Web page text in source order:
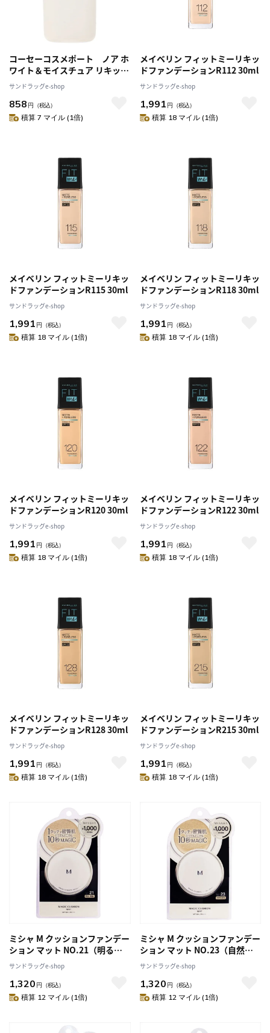
コーセーコスメポート ノア ホ
ワイト＆モイスチュア リキッド
ファンデーションUV 11
サンドラッグe-shop
858 円 （税込）
積算 7 マイル (1倍)
メイベリン フィットミーリキッ
ドファンデーションR112 30ml
サンドラッグe-shop
1,991 円 （税込）
積算 18 マイル (1倍)
メイベリン フィットミーリキッ
ドファンデーションR115 30ml
サンドラッグe-shop
1,991 円 （税込）
積算 18 マイル (1倍)
メイベリン フィットミーリキッ
ドファンデーションR118 30ml
サンドラッグe-shop
1,991 円 （税込）
積算 18 マイル (1倍)
メイベリン フィットミーリキッ
ドファンデーションR120 30ml
サンドラッグe-shop
1,991 円 （税込）
積算 18 マイル (1倍)
メイベリン フィットミーリキッ
ドファンデーションR122 30ml
サンドラッグe-shop
1,991 円 （税込）
積算 18 マイル (1倍)
メイベリン フィットミーリキッ
ドファンデーションR128 30ml
サンドラッグe-shop
1,991 円 （税込）
積算 18 マイル (1倍)
メイベリン フィットミーリキッ
ドファンデーションR215 30ml
サンドラッグe-shop
1,991 円 （税込）
積算 18 マイル (1倍)
ミシャ M クッションファンデー
ション マット NO.21（明るい
肌色） 15g
サンドラッグe-shop
1,320 円 （税込）
積算 12 マイル (1倍)
ミシャ M クッションファンデー
ション マット NO.23（自然な
肌色） 15g
サンドラッグe-shop
1,320 円 （税込）
積算 12 マイル (1倍)